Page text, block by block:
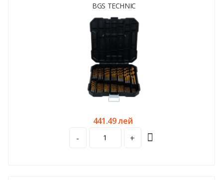
BGS TECHNIC
441.49 лей
-
+